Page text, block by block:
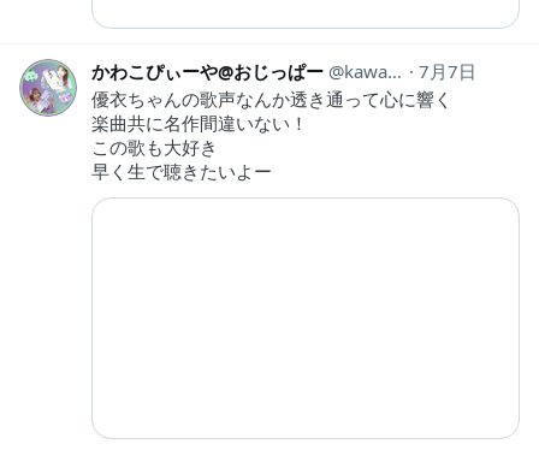
かわこぴぃーや@おじっぱー kawa5429_APEX
7月7日
優衣ちゃんの歌声なんか透き通って心に響く
楽曲共に名作間違いない！
この歌も大好き
早く生で聴きたいよー